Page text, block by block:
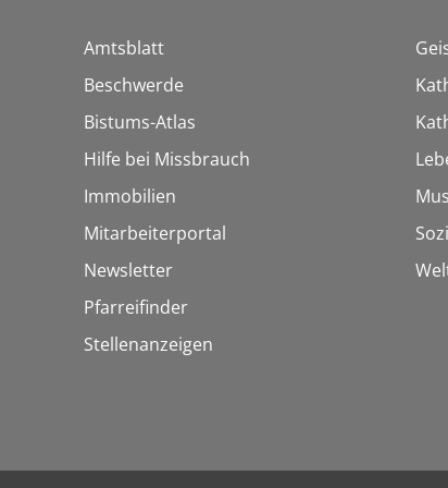
Amtsblatt
Beschwerde
Bistums-Atlas
Hilfe bei Missbrauch
Immobilien
Mitarbeiterportal
Newsletter
Pfarreifinder
Stellenanzeigen